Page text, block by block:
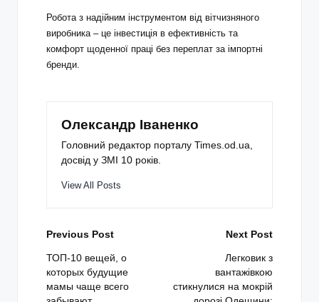
Робота з надійним інструментом від вітчизняного
виробника – це інвестиція в ефективність та
комфорт щоденної праці без переплат за імпортні
бренди.
Олександр Іваненко
Головний редактор порталу Times.od.ua,
досвід у ЗМІ 10 років.
View All Posts
Post
navigation
Previous Post
ТОП-10 вещей, о
которых будущие
мамы чаще всего
Next Post
Легковик з
вантажівкою
стикнулися на мокрій